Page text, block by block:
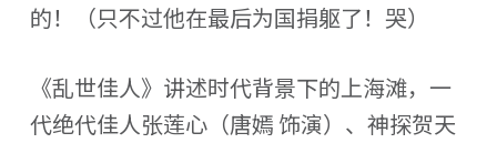
的！（只不过他在最后为国捐躯了！哭）
《乱世佳人》讲述时代背景下的上海滩，一
代绝代佳人张莲心（唐嫣 饰演）、神探贺天